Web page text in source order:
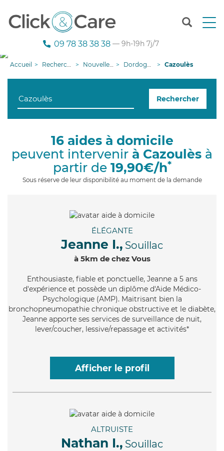
T
n
g
i
09 78 38 38 38 — 9h-19h 7j/7
Accueil Recherche aide à domicile Nouvelle-Aquitaine Dordogne Cazoulès
Rechercher
16 aides à domicile
peuvent intervenir à Cazoulès à
partir de 19,90€/h*
Sous réserve de leur disponibilité au moment de la demande
ÉLÉGANTE
Jeanne I., Souillac
à 5km de chez Vous
Enthousiaste, fiable et ponctuelle, Jeanne a 5 ans
d'expérience et possède un diplôme d'Aide Médico-
Psychologique (AMP). Maitrisant bien la
bronchopneumopathie chronique obstructive et le diabète,
Jeanne apporte ses services de surveillance de nuit,
lever/coucher, lessive/repassage et activités*
Afficher le profil
ALTRUISTE
Nathan I., Souillac